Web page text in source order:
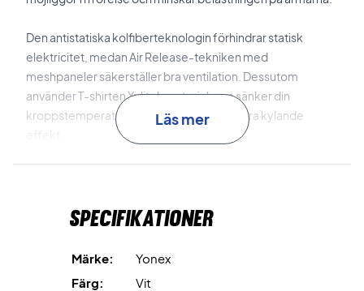
Den antistatiska kolfiberteknologin förhindrar statisk
elektricitet, medan Air Release-tekniken med
meshpaneler säkerställer bra ventilation. Dessutom
använder T-shirten Xylitol-material som sänker din
kroppstemperatur med upp till 3°C för extra kylande
Läs mer
Specifikationer
Märke:
Yonex
Färg:
Vit